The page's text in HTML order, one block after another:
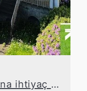
Velbert’te restorasyona ihtiyaç duyan tarihi yapı – Vergi avantajlarından yararlanın